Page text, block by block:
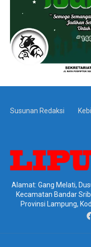
Susunan Redaksi
Alamat: Gang Melati,
Kecamatan Bandar
Provinsi Lampung,